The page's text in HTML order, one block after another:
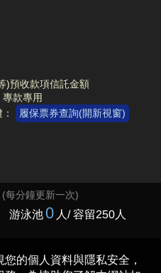
)預收款項信託金額
款專用
履保票券查詢(開新視窗)